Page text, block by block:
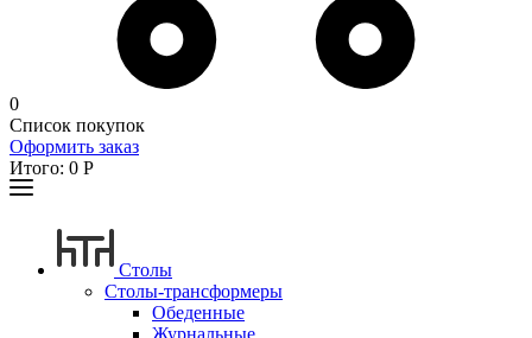
0
Список покупок
Оформить заказ
Итого: 0 Р
Столы
Столы-трансформеры
Обеденные